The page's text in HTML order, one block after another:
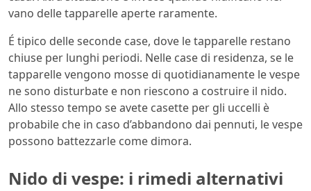
vano delle tapparelle aperte raramente.
É tipico delle seconde case, dove le tapparelle restano
chiuse per lunghi periodi. Nelle case di residenza, se le
tapparelle vengono mosse di quotidianamente le vespe
ne sono disturbate e non riescono a costruire il nido.
Allo stesso tempo se avete casette per gli uccelli è
probabile che in caso d’abbandono dai pennuti, le vespe
possono battezzarle come dimora.
Nido di vespe: i rimedi alternativi